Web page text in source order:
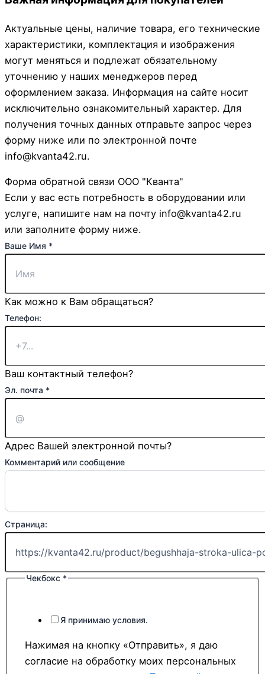
Актуальные цены, наличие товара, его технические
характеристики, комплектация и изображения
могут меняться и подлежат обязательному
уточнению у наших менеджеров перед
оформлением заказа. Информация на сайте носит
исключительно ознакомительный характер. Для
получения точных данных отправьте запрос через
форму ниже или по электронной почте
info@kvanta42.ru.
Форма обратной связи ООО "Кванта"
Если у вас есть потребность в оборудовании или
услуге, напишите нам на почту info@kvanta42.ru
или заполните форму ниже.
Ваше Имя *
Как можно к Вам обращаться?
Телефон:
Ваш контактный телефон?
Эл. почта *
Адрес Вашей электронной почты?
Комментарий или сообщение
Страница:
сообщение
Страница:
Чекбокс *
Я принимаю условия.
Нажимая на кнопку «Отправить», я даю
согласие на обработку моих персональных